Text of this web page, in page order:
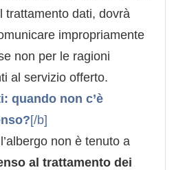
trattamento dati, dovrà
impropriamente
non per le ragioni
al servizio offerto.
quando non c’è
[/b]
non è tenuto a
al trattamento dei